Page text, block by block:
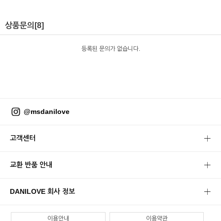
상품문의 [8]
등록된 문의가 없습니다.
@msdanilove
고객센터
교환 반품 안내
DANILOVE 회사 정보
이용안내 이용약관